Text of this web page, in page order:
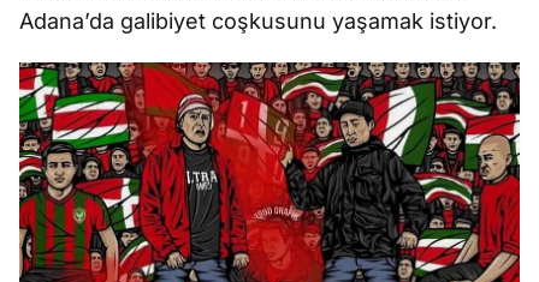
Adana’da galibiyet coşkusunu yaşamak istiyor.